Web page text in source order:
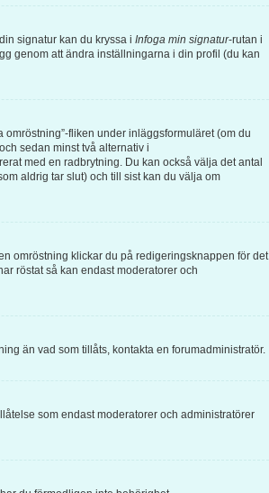
signatur kan du kryssa i Infoga min signatur-rutan i
genom att ändra inställningarna i din profil (du kan
fliken under inläggsformuläret (om du
sedan minst två alternativ i
med en radbrytning. Du kan också välja det antal
aldrig tar slut) och till sist kan du välja om
omröstning klickar du på redigeringsknappen för det
röstat så kan endast moderatorer och
än vad som tillåts, kontakta en forumadministratör.
som endast moderatorer och administratörer